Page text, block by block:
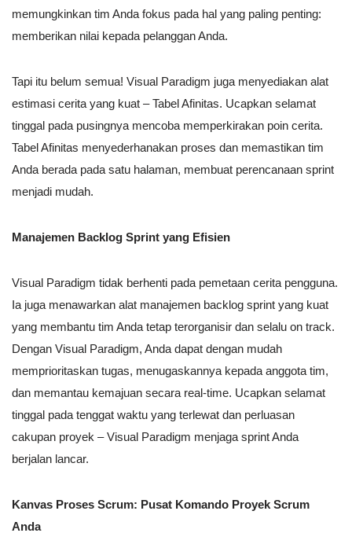
memungkinkan tim Anda fokus pada hal yang paling penting:
memberikan nilai kepada pelanggan Anda.
Tapi itu belum semua! Visual Paradigm juga menyediakan alat
estimasi cerita yang kuat – Tabel Afinitas. Ucapkan selamat
tinggal pada pusingnya mencoba memperkirakan poin cerita.
Tabel Afinitas menyederhanakan proses dan memastikan tim
Anda berada pada satu halaman, membuat perencanaan sprint
menjadi mudah.
Manajemen Backlog Sprint yang Efisien
Visual Paradigm tidak berhenti pada pemetaan cerita pengguna.
Ia juga menawarkan alat manajemen backlog sprint yang kuat
yang membantu tim Anda tetap terorganisir dan selalu on track.
Dengan Visual Paradigm, Anda dapat dengan mudah
memprioritaskan tugas, menugaskannya kepada anggota tim,
dan memantau kemajuan secara real-time. Ucapkan selamat
tinggal pada tenggat waktu yang terlewat dan perluasan
cakupan proyek – Visual Paradigm menjaga sprint Anda
berjalan lancar.
Kanvas Proses Scrum: Pusat Komando Proyek Scrum
Anda